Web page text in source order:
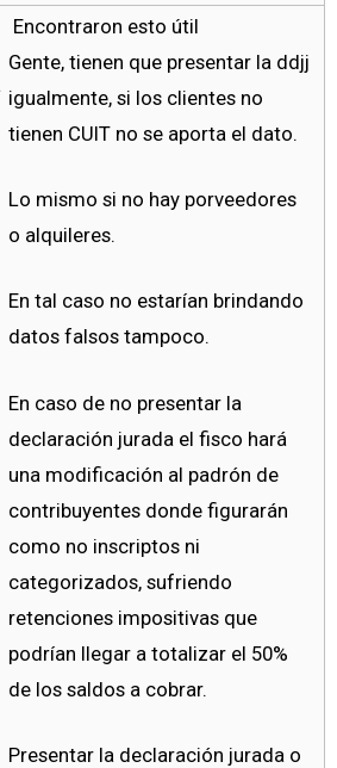
Encontraron esto útil
Gente, tienen que presentar la ddjj
igualmente, si los clientes no
tienen CUIT no se aporta el dato.
Lo mismo si no hay porveedores
o alquileres.
En tal caso no estarían brindando
datos falsos tampoco.
En caso de no presentar la
declaración jurada el fisco hará
una modificación al padrón de
contribuyentes donde figurarán
como no inscriptos ni
categorizados, sufriendo
retenciones impositivas que
podrían llegar a totalizar el 50%
de los saldos a cobrar.
Presentar la declaración jurada o